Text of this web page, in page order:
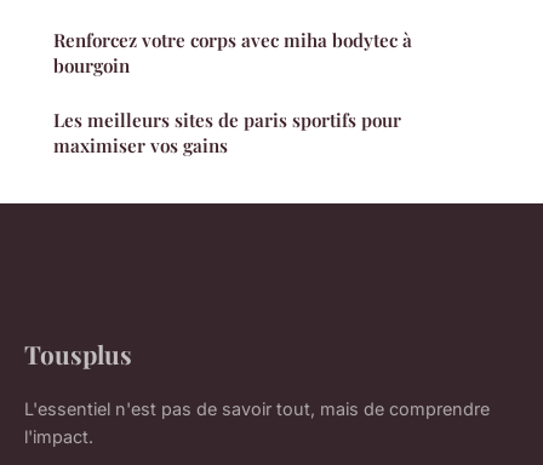
Renforcez votre corps avec miha bodytec à
bourgoin
Les meilleurs sites de paris sportifs pour
maximiser vos gains
Tousplus
L'essentiel n'est pas de savoir tout, mais de comprendre
l'impact.